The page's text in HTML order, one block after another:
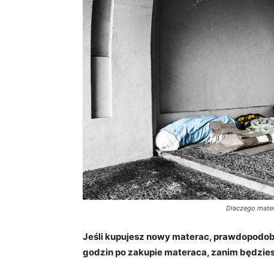
Dlaczego
Jeśli kupujesz nowy materac,
godzin po zakupie materaca, zanim